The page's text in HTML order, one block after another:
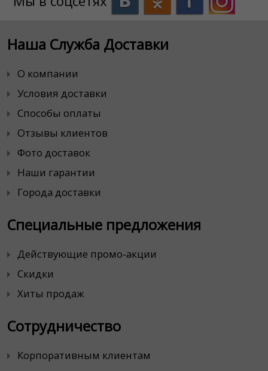
Наша Служба Доставки
О компании
Условия доставки
Способы оплаты
Отзывы клиентов
Фото доставок
Наши гарантии
Города доставки
Специальные предложения
Действующие промо-акции
Скидки
Хиты продаж
Сотрудничество
Корпоративным клиентам